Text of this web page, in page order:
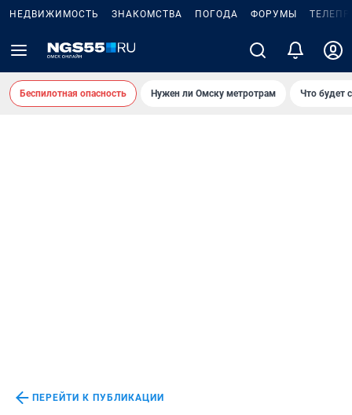
НЕДВИЖИМОСТЬ ЗНАКОМСТВА ПОГОДА ФОРУМЫ
Беспилотная опасность Нужен ли Омску метротрам Что будет
ПЕРЕЙТИ К ПУБЛИКАЦИИ